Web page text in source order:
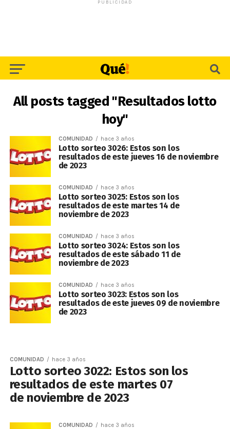
PUBLICIDAD
All posts tagged "Resultados lotto
hoy"
COMUNIDAD hace 3 años
Lotto sorteo 3026: Estos son los
resultados de este jueves 16 de noviembre
de 2023
COMUNIDAD hace 3 años
Lotto sorteo 3025: Estos son los
resultados de este martes 14 de
noviembre de 2023
COMUNIDAD hace 3 años
Lotto sorteo 3024: Estos son los
resultados de este sábado 11 de
noviembre de 2023
COMUNIDAD hace 3 años
Lotto sorteo 3023: Estos son los
resultados de este jueves 09 de noviembre
de 2023
COMUNIDAD hace 3 años
Lotto sorteo 3022: Estos son los
resultados de este martes 07
de noviembre de 2023
COMUNIDAD hace 3 años